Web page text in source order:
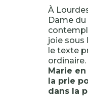
À
Dame du
joie sous
le texte
ordinaire.
Marie
la prie
dans la